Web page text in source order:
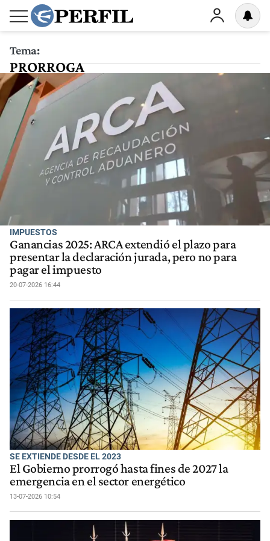
Tema:
PRORROGA
IMPUESTOS
Ganancias 2025: ARCA extendió el plazo para
presentar la declaración jurada, pero no para
pagar el impuesto
20-07-2026 16:44
SE EXTIENDE DESDE EL 2023
El Gobierno prorrogó hasta fines de 2027 la
emergencia en el sector energético
13-07-2026 10:54